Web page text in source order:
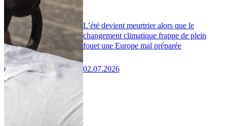
L’été devient meurtrier alors que le
changement climatique frappe de plein
fouet une Europe mal préparée
02.07.2026